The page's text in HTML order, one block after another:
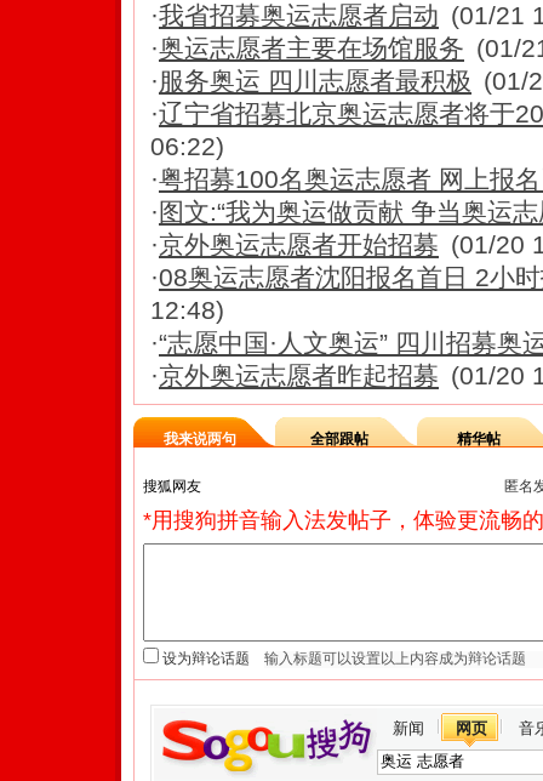
·我省招募奥运志愿者启动 (01/21
·奥运志愿者主要在场馆服务 (01/
·服务奥运 四川志愿者最积极 (01/
·辽宁省招募北京奥运志愿者将于
06:22)
·粤招募100名奥运志愿者 网上报
· 图文:“我为奥运做贡献 争当奥运志
·京外奥运志愿者开始招募 (01/20
·08奥运志愿者沈阳报名首日 2小
12:48)
·“志愿中国·人文奥运” 四川招募奥
·京外奥运志愿者昨起招募 (01/20
我来说两句 全部跟帖 精华帖
匿名
*用搜狗拼音输入法发帖子，体验更流畅
设为辩论话题
新闻 网页 音